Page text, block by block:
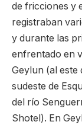
de fricciones y
registraban
y durante las
enfrentado en
Geylun (al este
sudeste de
del río
Shotel). En